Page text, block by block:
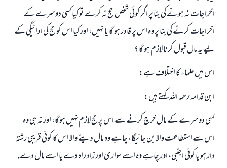
اخراجات نہ ہونے كى بنا پر اگر كوئى شخص حج نہ كرے تو كيا كسى دوسرے كے
اخراجات كرنے كى بنا پر وہ اس پر قادر ہو گا يا نہيں، اور كيا اس كو حج كى ادائيگى كے
ليے يہ مال قبول كرنا لازم ہو گا ؟
اس ميں علماء كا اختلاف ہے:
ابن قدامہ رحمہ اللہ كہتے ہيں:
كسى دوسرے كے مال خرچ كرنے سے اس پر حج لازم نہيں ہوگا، اور نہ ہى وہ
اس سے استطاعت والا بن جائيگا، چاہے وہ مال دينے والا اس كا كوئى قريبى رشتہ
دار ہو يا كوئى اجنبى، اور چاہے وہ اسے سوارى اور زاد راہ دے يا اسے مال دے.